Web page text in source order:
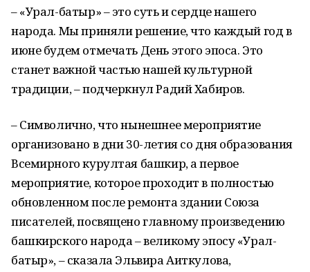
– «Урал-батыр» – это суть и сердце нашего
народа. Мы приняли решение, что каждый год в
июне будем отмечать День этого эпоса. Это
станет важной частью нашей культурной
традиции, – подчеркнул Радий Хабиров.
– Символично, что нынешнее мероприятие
организовано в дни 30-летия со дня образования
Всемирного курултая башкир, а первое
мероприятие, которое проходит в полностью
обновленном после ремонта здании Союза
писателей, посвящено главному произведению
башкирского народа – великому эпосу «Урал-
батыр», – сказала Эльвира Аиткулова,